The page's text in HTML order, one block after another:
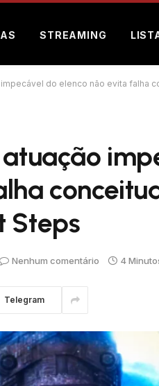
STREAMING
do elenco não evita falha
Steps
Nenhum comentário 4
Telegram